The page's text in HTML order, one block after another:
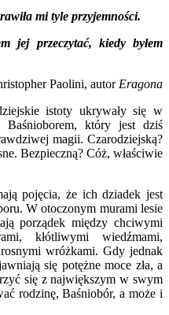
mi tyle przyjemności.
jej przeczytać, kiedy byłem
Paolini, autor Eragona
istoty ukrywały się w
Baśnioborem, który jest dziś
magii. Czarodziejską?
Bezpieczną? Cóż, właściwie
pojęcia, że ich dziadek jest
W otoczonym murami lesie
porządek między chciwymi
kłótliwymi wiedźmami,
wróżkami. Gdy jednak
się potężne moce zła, a
się z największym w swym
rodzinę, Baśniobór, a może i